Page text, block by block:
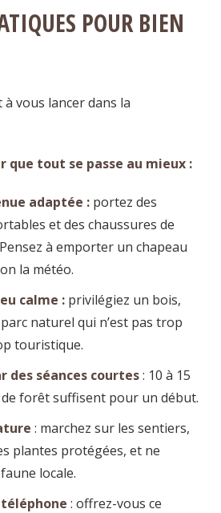
POUR BIEN
vous lancer dans la
que tout se passe au mieux :
adaptée : portez des
et des chaussures de
à emporter un chapeau
la météo.
calme : privilégiez un bois,
naturel qui n’est pas trop
touristique.
des séances courtes: 10 à 15
forêt suffisent pour un début.
: marchez sur les sentiers,
plantes protégées, et ne
locale.
: offrez-vous ce